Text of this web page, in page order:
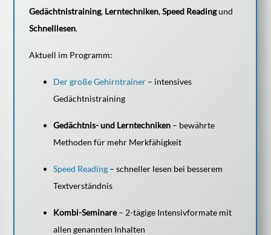
Gedächtnistraining, Lerntechniken,Speed Readingund
Schnelllesen.
Aktuell im Programm:
Der große Gehirntrainer – intensives
Gedächtnistraining
Gedächtnis- und Lerntechniken – bewährte
Methoden für mehr Merkfähigkeit
Speed Reading – schneller lesen bei besserem
Textverständnis
Kombi-Seminare– 2-tägige Intensivformate mit
allen genannten Inhalten